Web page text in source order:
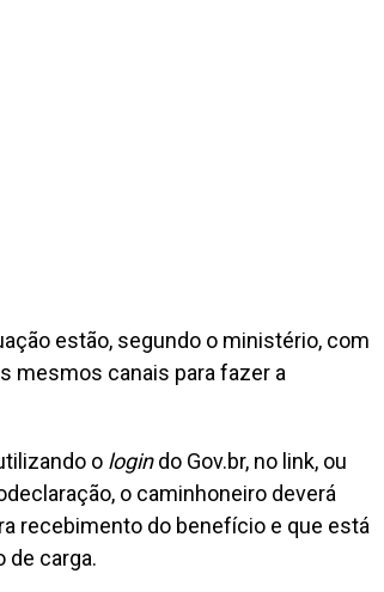
estão, segundo o ministério, com
mesmos canais para fazer a
o logindo Gov.br, no link, ou
o caminhoneiro deverá
recebimento do benefício e que está
de carga.